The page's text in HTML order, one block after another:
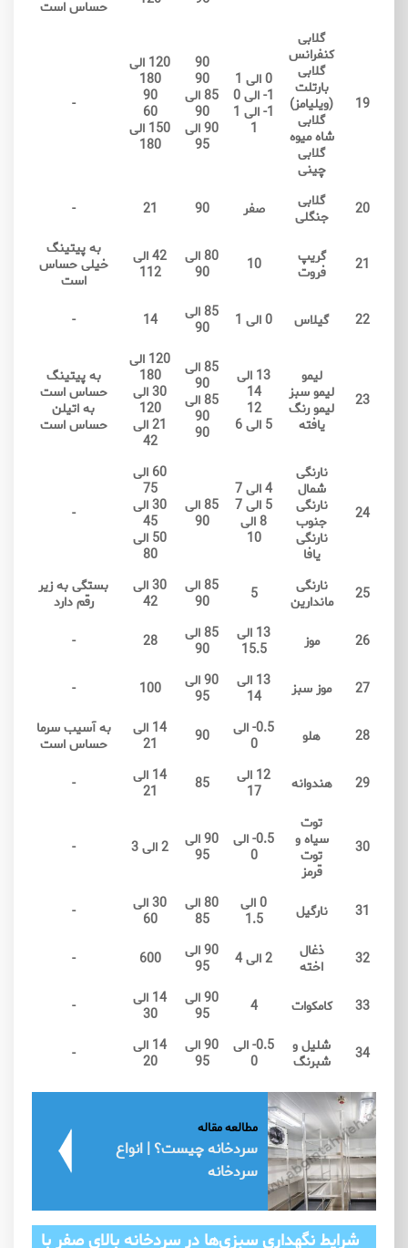
حساس است
19
گلابی
کنفرانس
گلابی
بارتلت
(ویلیامز)
گلابی
شاه میوه
گلابی
چینی
0 الی 1
1- الی 0
1- الی 1
1
90
90
85 الی
90
90 الی
95
120 الی
180
90
60
150 الی
180
-
20 گلابی
جنگلی صفر 90
21
-
21 گریپ
فروت 10 80 الی
90
42 الی
112
به پیتینگ
خیلی حساس
است
22
گیلاس 0 الی 1 85 الی
90
14
-
23
لیمو
لیمو سبز
لیمو رنگ
یافته
13 الی
14
12
5 الی 6
85 الی
90
85 الی
90
90
120 الی
180
30 الی
120
21 الی
42
به پیتینگ
حساس است
به اتیلن
حساس است
24
نارنگی
شمال
نارنگی
جنوب
نارنگی
یافا
4 الی 7
5 الی 7
8 الی
10
85 الی
90
60 الی
75
30 الی
45
50 الی
80
-
25 نارنگی
ماندارین 5 85 الی
90
30 الی
42
بستگی به زیر
رقم دارد
26
موز 13 الی
15.5
85 الی
90
28
-
27 موز سبز 13 الی
14
90 الی
95
100
-
28 هلو 0.5- الی
0
90 14 الی
21
به آسیب سرما
حساس است
29
هندوانه 12 الی
17
85 14 الی
21
-
30
توت
سیاه و
توت
قرمز
0.5- الی
0
90 الی
95 2 الی 3 -
31 نارگیل 0 الی
1.5
80 الی
85
30 الی
60
-
32 ذغال
اخته 2 الی 4 90 الی
95
600
-
33 کامکوات 4 90 الی
95
14 الی
30
-
34 شلیل و
شبرنگ
0.5- الی
0
90 الی
95
14 الی
20
-
مطالعه مقاله
سردخانه چیست؟ | انواع
سردخانه
شرایط نگهداری سبزی‌ها در سردخانه بالای صفر با